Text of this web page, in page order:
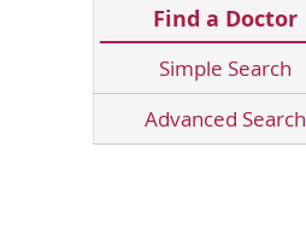
Find a Doctor
Simple Search
Advanced Search